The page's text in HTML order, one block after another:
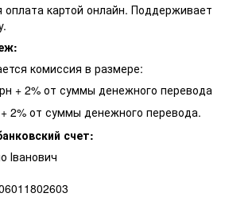
оплата картой онлайн. Поддерживает
комиссия в размере:
+ 2% от суммы денежного перевода
2% от суммы денежного перевода.
счет: